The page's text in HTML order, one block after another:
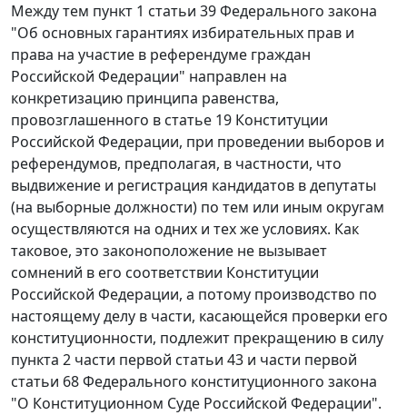
Между тем пункт 1 статьи 39 Федерального закона
"Об основных гарантиях избирательных прав и
права на участие в референдуме граждан
Российской Федерации" направлен на
конкретизацию принципа равенства,
провозглашенного в статье 19 Конституции
Российской Федерации, при проведении выборов и
референдумов, предполагая, в частности, что
выдвижение и регистрация кандидатов в депутаты
(на выборные должности) по тем или иным округам
осуществляются на одних и тех же условиях. Как
таковое, это законоположение не вызывает
сомнений в его соответствии Конституции
Российской Федерации, а потому производство по
настоящему делу в части, касающейся проверки его
конституционности, подлежит прекращению в силу
пункта 2 части первой статьи 43 и части первой
статьи 68 Федерального конституционного закона
"О Конституционном Суде Российской Федерации".